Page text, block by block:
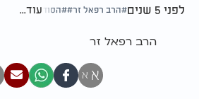
לפני 5 שנים הרב רפאל זר הסוד עוד...
הרב רפאל זר
א א